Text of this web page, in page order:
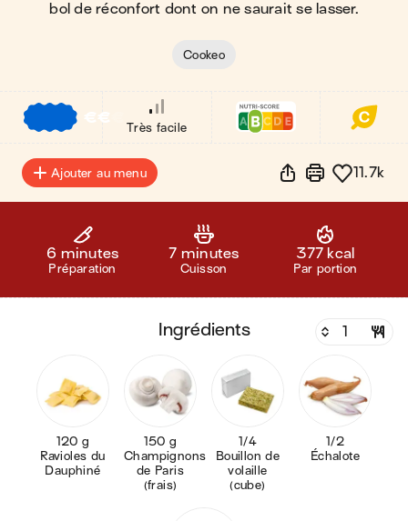
bol de réconfort dont on ne saurait se lasser.
Cookeo
€€
Très facile
Ajouter au menu 11.7k
6 minutes
Préparation
7 minutes
Cuisson
377 kcal
Par portion
ingrédients
120 g
Ravioles du
Dauphiné
150 g
Champignons
de Paris
(frais)
1/4
Bouillon de
volaille
(cube)
1/2
Échalote